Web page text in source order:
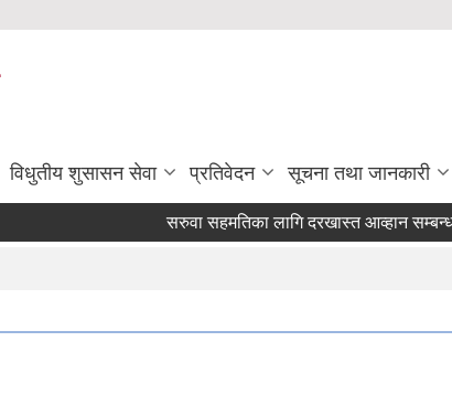
विधुतीय शुसासन सेवा प्रतिवेदन सूचना तथा जानकारी
सरुवा सहमतिका लागि दरखास्त आव्हान सम्बन्धमा |